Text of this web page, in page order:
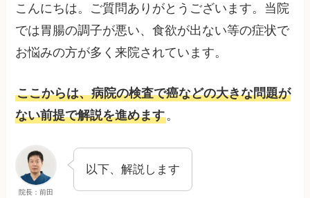
こんにちは。ご質問ありがとうございます。当院
では胃腸の調子が悪い、食欲が出ない等の症状で
お悩みの方が多く来院されています。
ここからは、病院の検査で癌などの大きな問題が
ない前提で解説を進めます。
院長：前田
以下、解説します